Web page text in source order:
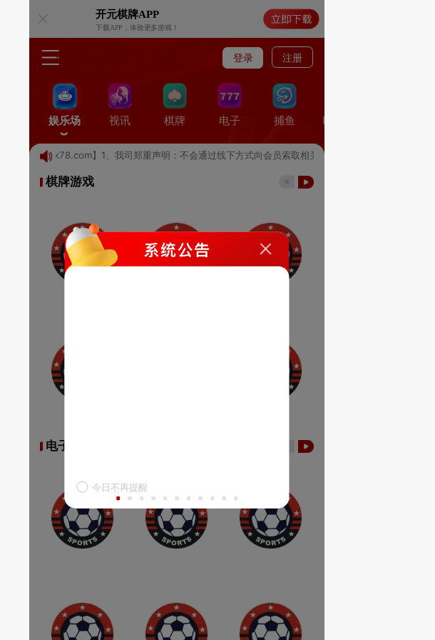
开元棋牌APP
下载APP，体验更多游戏！
登录 注册
娱乐场 视讯 棋牌 电子 捕鱼 IM体育
记域名【kk78.com】1、我司郑重声明：不会通过线下方式向会员索取相关账户信息，请认准【开元
棋牌游戏
电子游艺
今日不再提醒